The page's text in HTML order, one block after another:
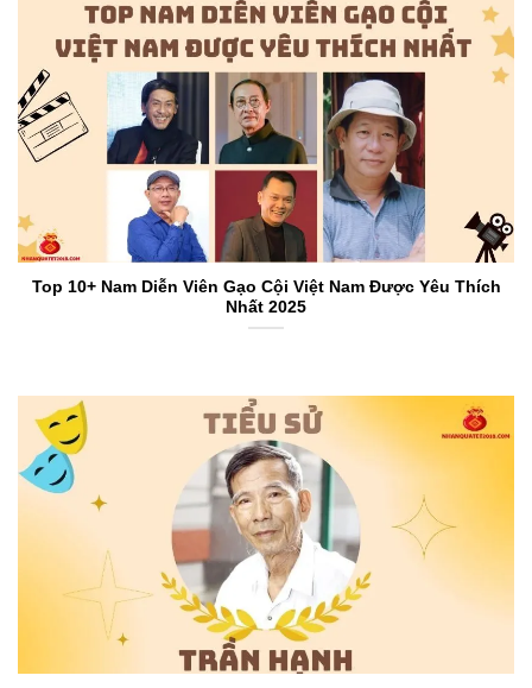
Top 10+ Nam Diễn Viên Gạo Cội Việt Nam Được Yêu Thích
Nhất 2025